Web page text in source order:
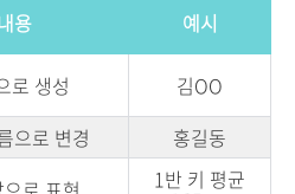
용
예시
로 생성
김OO
으로 변경
홍길동
1반 키 평균